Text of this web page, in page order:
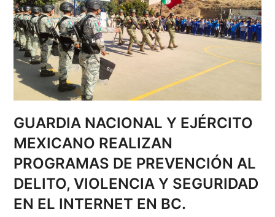
GUARDIA NACIONAL Y EJÉRCITO
MEXICANO REALIZAN
PROGRAMAS DE PREVENCIÓN AL
DELITO, VIOLENCIA Y SEGURIDAD
EN EL INTERNET EN BC.